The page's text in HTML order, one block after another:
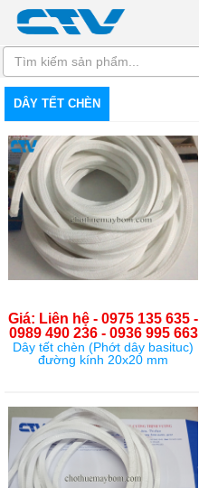
DÂY TẾT CHÈN
Giá: Liên hệ - 0975 135 635 -
0989 490 236 - 0936 995 663
Dây tết chèn (Phớt dây basituc)
đường kính 20x20 mm